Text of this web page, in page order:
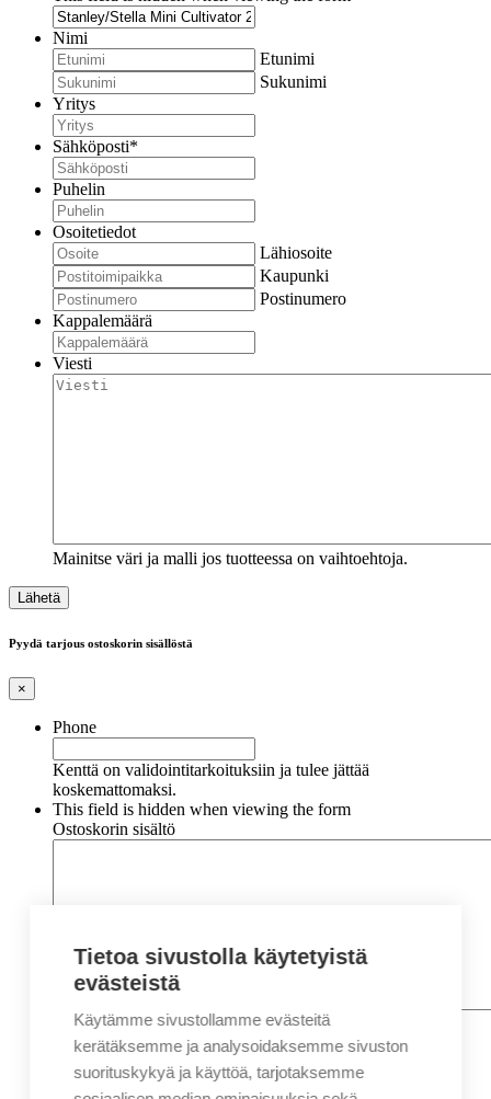
Nimi
Etunimi
Sukunimi
Yritys
Sähköposti*
Puhelin
Osoitetiedot
Lähiosoite
Kaupunki
Postinumero
Kappalemäärä
Viesti
Mainitse väri ja malli jos tuotteessa on vaihtoehtoja.
Pyydä tarjous ostoskorin sisällöstä
×
Phone
Kenttä on validointitarkoituksiin ja tulee jättää
koskemattomaksi.
This field is hidden when viewing the form
Ostoskorin sisältö
Nimi*
Etunimi
Sukunimi
Tietoa sivustolla käytetyistä
evästeistä
Käytämme sivustollamme evästeitä
kerätäksemme ja analysoidaksemme sivuston
suorituskykyä ja käyttöä, tarjotaksemme